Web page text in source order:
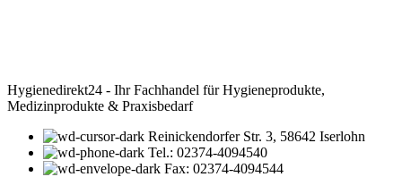
Hygienedirekt24 - Ihr Fachhandel für Hygieneprodukte,
Medizinprodukte & Praxisbedarf
Reinickendorfer Str. 3, 58642 Iserlohn
Tel.: 02374-4094540
Fax: 02374-4094544